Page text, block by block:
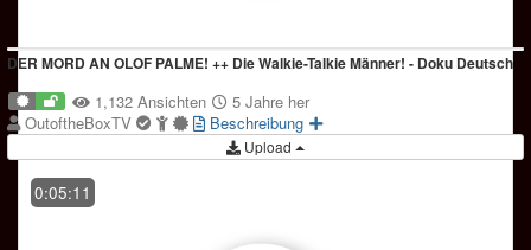
DER MORD AN OLOF PALME! ++ Die Walkie-Talkie Männer! - Doku Deutsch
1,132 Ansichten
5 Jahre her
OutoftheBoxTV
Beschreibung
Upload
0:05:11